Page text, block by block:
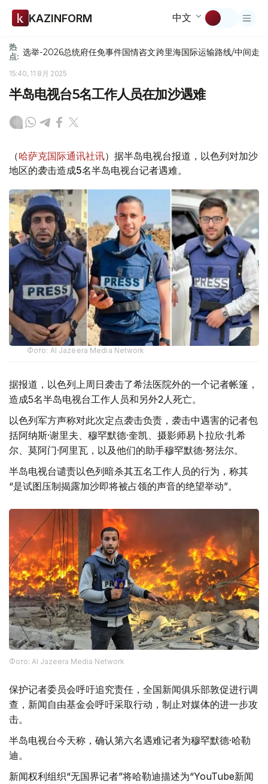
KAZINFORM 中文
热
点: 选举-2026总统府任免事件国情咨文跨里海国际运输路线/中间走廊
15:40, 11 8月 2025
半岛电视台5名工作人员在加沙遇难
（哈萨克国际通讯社讯）据半岛电视台报道，以色列对加沙
地区的袭击造成5名半岛电视台记者遇难。
Фото: Al Jazeera Media Network
据报道，以色列上周日袭击了希法医院外的一个记者帐篷，
造成5名半岛电视台工作人员和另外2人死亡。
以色列军方声称对此次定点袭击负责，袭击中遇害的记者包
括阿纳斯·谢里夫、穆罕默德·奎凯、摄影师易卜拉欣·扎希
尔、莫阿门·阿里瓦，以及他们的助手穆罕默德·努法尔。
半岛电视台谴责以色列暗杀其五名工作人员的行为，称其
“是试图压制揭露加沙即将被占领的声音的绝望举动”。
Фото: Al Jazeera Media Network
保护记者委员会呼吁追究责任，全国新闻俱乐部敦促进行调
查，新闻自由基金会呼吁采取行动，制止对媒体的进一步攻
击。
半岛电视台今天称，确认第六名遇难记者为穆罕默德·哈勒
迪。
新闻权利组织“无国界记者”将哈勒迪描述为“YouTube新闻